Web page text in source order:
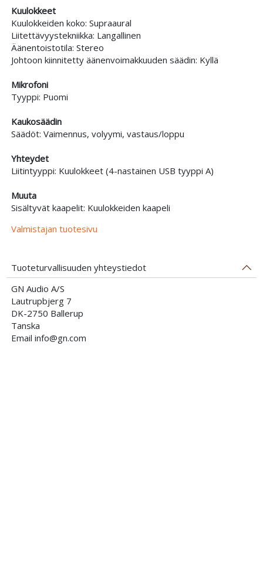
Kuulokkeet
Kuulokkeiden koko: Supraaural
Liitettävyystekniikka: Langallinen
Äänentoistotila: Stereo
Johtoon kiinnitetty äänenvoimakkuuden säädin: Kyllä
Mikrofoni
Tyyppi: Puomi
Kaukosäädin
Säädöt: Vaimennus, volyymi, vastaus/loppu
Yhteydet
Liitintyyppi: Kuulokkeet (4-nastainen USB tyyppi A)
Muuta
Sisältyvät kaapelit: Kuulokkeiden kaapeli
Valmistajan tuotesivu
Tuoteturvallisuuden yhteystiedot
GN Audio A/S
Lautrupbjerg 7
DK-2750 Ballerup
Tanska
Email info@gn.com